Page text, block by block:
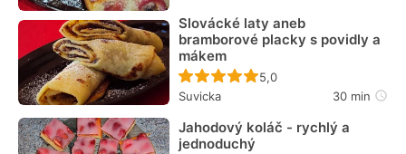
Slovácké laty aneb
bramborové placky s povidly a
mákem
Recept ještě nebyl
5,0
Suvicka
30 min
Jahodový koláč - rychlý a
jednoduchý